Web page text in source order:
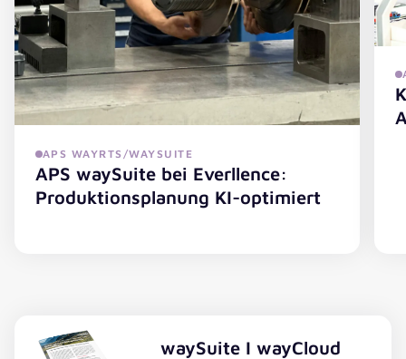
APS WAYRTS/WAYSUITE
APS waySuite bei Everllence:
Produktionsplanung KI-optimiert
waySuite I wayCloud